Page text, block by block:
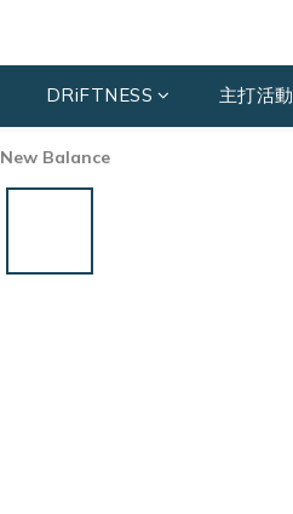
DRiFTNESS 主打活動
New Balance